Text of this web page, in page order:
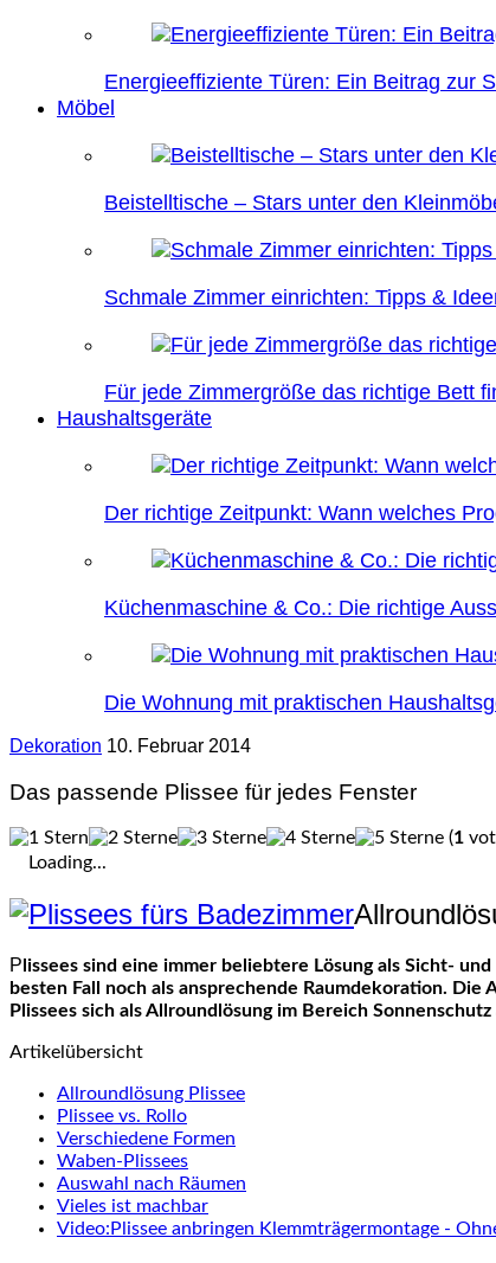
Energieeffiziente Türen: Ein Beitrag zur
Möbel
Beistelltische – Stars unter den
Schmale Zimmer einrichten: Tipps &
Für jede Zimmergröße das richtige Bett
Haushaltsgeräte
Der richtige Zeitpunkt: Wann welches
Küchenmaschine & Co.: Die richtige
Die Wohnung mit praktischen
Dekoration 10. Februar 2014
Das passende Plissee für jedes Fenster
(1
Loading...
Plissees sind eine immer beliebtere Lösung als Sicht- und Lichtschutz von Fenstern. Die gefalteten Plisseeanlagen sind schnell montiert, erfüllen diverse Funktionen und fungieren im
besten Fall noch als ansprechende Raumdekoration.
Plissees sich als Allroundlösung im Bereich
Artikelübersicht
Allroundlösung Plissee
Plissee vs. Rollo
Verschiedene Formen
Waben-Plissees
Auswahl nach Räumen
Vieles ist machbar
Video:Plissee anbringen Klemmträgermontage -